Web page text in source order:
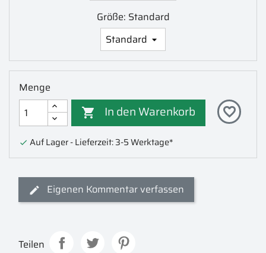
Größe: Standard
Menge
 In den Warenkorb favorite_border
 Auf Lager - Lieferzeit: 3-5 Werktage*
Eigenen Kommentar verfassen
Teilen